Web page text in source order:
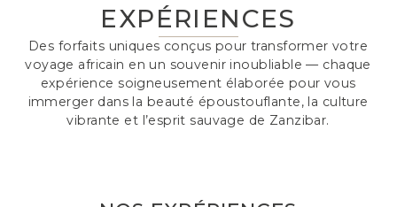
EXPÉRIENCES
Des forfaits uniques conçus pour transformer votre
voyage africain en un souvenir inoubliable — chaque
expérience soigneusement élaborée pour vous
immerger dans la beauté époustouflante, la culture
vibrante et l’esprit sauvage de Zanzibar.